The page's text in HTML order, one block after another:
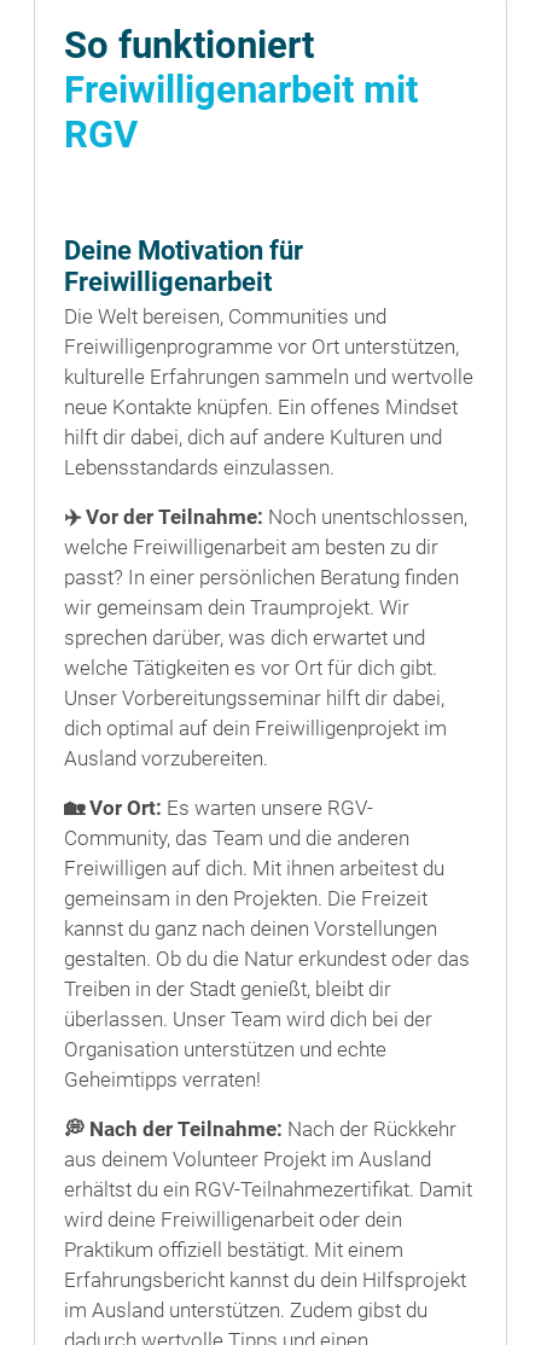
So funktioniert
Freiwilligenarbeit mit
RGV
Deine Motivation für
Freiwilligenarbeit
Die Welt bereisen, Communities und
Freiwilligenprogramme vor Ort unterstützen,
kulturelle Erfahrungen sammeln und wertvolle
neue Kontakte knüpfen. Ein offenes Mindset
hilft dir dabei, dich auf andere Kulturen und
Lebensstandards einzulassen.
✈️Vor der Teilnahme: Noch unentschlossen,
welche Freiwilligenarbeit am besten zu dir
passt? In einer persönlichen Beratung finden
wir gemeinsam dein Traumprojekt. Wir
sprechen darüber, was dich erwartet und
welche Tätigkeiten es vor Ort für dich gibt.
Unser Vorbereitungsseminar hilft dir dabei,
dich optimal auf dein Freiwilligenprojekt im
Ausland vorzubereiten.
🏡Vor Ort: Es warten unsere RGV-
Community, das Team und die anderen
Freiwilligen auf dich. Mit ihnen arbeitest du
gemeinsam in den Projekten. Die Freizeit
kannst du ganz nach deinen Vorstellungen
gestalten. Ob du die Natur erkundest oder das
Treiben in der Stadt genießt, bleibt dir
überlassen. Unser Team wird dich bei der
Organisation unterstützen und echte
Geheimtipps verraten!
💭 Nach der Teilnahme: Nach der Rückkehr
aus deinem Volunteer Projekt im Ausland
erhältst du ein RGV-Teilnahmezertifikat. Damit
wird deine Freiwilligenarbeit oder dein
Praktikum offiziell bestätigt. Mit einem
Erfahrungsbericht kannst du dein Hilfsprojekt
im Ausland unterstützen. Zudem gibst du